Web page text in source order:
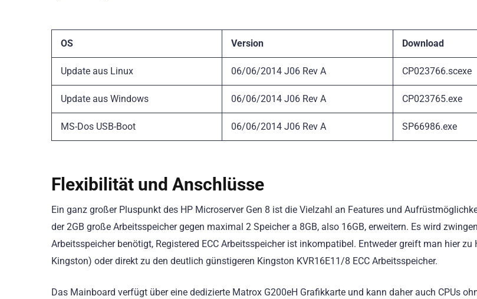
OS Version Download
Update aus Linux 06/06/2014 J06 Rev A CP023766.scexe
Update aus Windows 06/06/2014 J06 Rev A CP023765.exe
MS-Dos USB-Boot 06/06/2014 J06 Rev A SP66986.exe
Flexibilität und Anschlüsse
Ein ganz großer Pluspunkt des HP Microserver Gen 8 ist die Vielzahl an Features und
der 2GB große Arbeitsspeicher gegen maximal 2 Speicher a 8GB, also 16GB, erweitern. Es wird
Arbeitsspeicher benötigt, Registered ECC Arbeitsspeicher ist inkompatibel. Entweder greift man hier zu
Kingston) oder direkt zu den deutlich günstigeren Kingston KVR16E11/8 ECC Arbeitsspeicher.
Das Mainboard verfügt über eine dedizierte Matrox G200eH Grafikkarte und kann daher auch CPUs